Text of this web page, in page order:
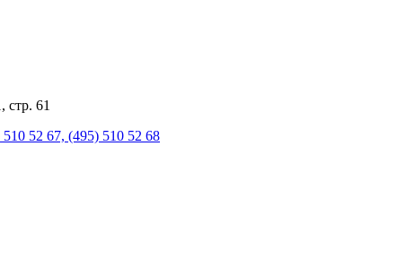
61
52 67, (495) 510 52 68